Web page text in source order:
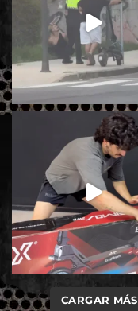
CARGAR MÁS